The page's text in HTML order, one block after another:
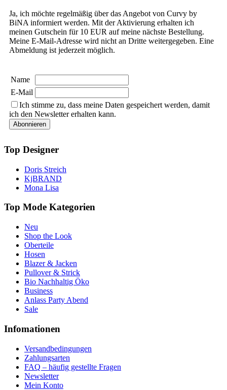
Ja, ich möchte regelmäßig über das Angebot von Curvy by
BiNA informiert werden. Mit der Aktivierung erhalten ich
meinen Gutschein für 10 EUR auf meine nächste Bestellung.
Meine E-Mail-Adresse wird nicht an Dritte weitergegeben. Eine
Abmeldung ist jederzeit möglich.
Name
E-Mail
Ich stimme zu, dass meine Daten gespeichert werden, damit
ich den Newsletter erhalten kann.
Top Designer
Doris Streich
KjBRAND
Mona Lisa
Top Mode Kategorien
Neu
Shop the Look
Oberteile
Hosen
Blazer & Jacken
Pullover & Strick
Bio Nachhaltig Öko
Business
Anlass Party Abend
Sale
Infomationen
Versandbedingungen
Zahlungsarten
FAQ – häufig gestellte Fragen
Newsletter
Mein Konto